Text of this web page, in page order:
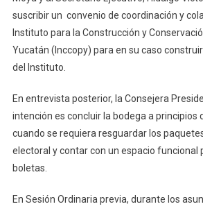
suscribir un convenio de coordinación y
Instituto para la Construcción y
Yucatán (Inccopy) para en su caso
del Instituto.
En entrevista posterior, la Consejera
intención es concluir la bodega a principios
cuando se requiera resguardar los
electoral y contar con un espacio funcional
boletas.
En Sesión Ordinaria previa, durante los